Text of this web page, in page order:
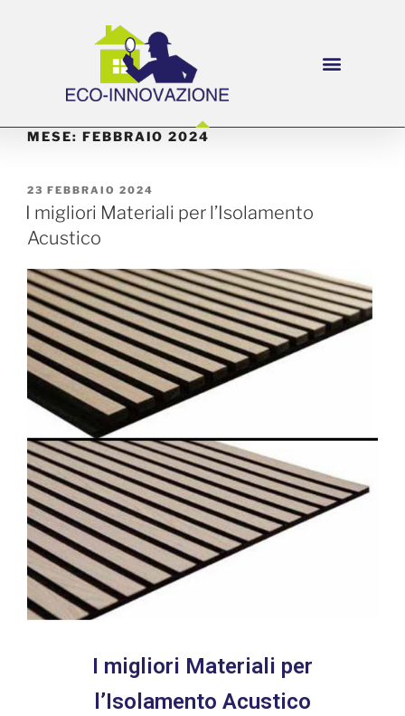
MESE: FEBBRAIO 2024
23 FEBBRAIO 2024
I migliori Materiali per l’Isolamento
Acustico
I migliori Materiali per
l’Isolamento Acustico